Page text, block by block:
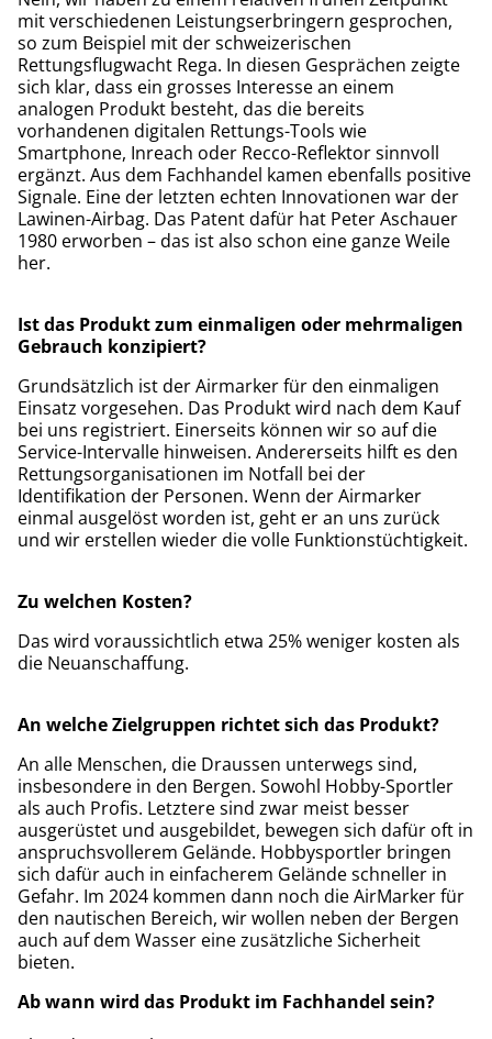
mit verschiedenen Leistungserbringern gesprochen,
so zum Beispiel mit der schweizerischen
Rettungsflugwacht Rega. In diesen Gesprächen zeigte
sich klar, dass ein grosses Interesse an einem
analogen Produkt besteht, das die bereits
vorhandenen digitalen Rettungs-Tools wie
Smartphone, Inreach oder Recco-Reflektor sinnvoll
ergänzt. Aus dem Fachhandel kamen ebenfalls positive
Signale. Eine der letzten echten Innovationen war der
Lawinen-Airbag. Das Patent dafür hat Peter Aschauer
1980 erworben – das ist also schon eine ganze Weile
her.
Ist das Produkt zum einmaligen oder mehrmaligen
Gebrauch konzipiert?
Grundsätzlich ist der Airmarker für den einmaligen
Einsatz vorgesehen. Das Produkt wird nach dem Kauf
bei uns registriert. Einerseits können wir so auf die
Service-Intervalle hinweisen. Andererseits hilft es den
Rettungsorganisationen im Notfall bei der
Identifikation der Personen. Wenn der Airmarker
einmal ausgelöst worden ist, geht er an uns zurück
und wir erstellen wieder die volle Funktionstüchtigkeit.
Zu welchen Kosten?
Das wird voraussichtlich etwa 25% weniger kosten als
die Neuanschaffung.
An welche Zielgruppen richtet sich das Produkt?
An alle Menschen, die Draussen unterwegs sind,
insbesondere in den Bergen. Sowohl Hobby-Sportler
als auch Profis. Letztere sind zwar meist besser
ausgerüstet und ausgebildet, bewegen sich dafür oft in
anspruchsvollerem Gelände. Hobbysportler bringen
sich dafür auch in einfacherem Gelände schneller in
Gefahr. Im 2024 kommen dann noch die AirMarker für
den nautischen Bereich, wir wollen neben der Bergen
auch auf dem Wasser eine zusätzliche Sicherheit
bieten.
Ab wann wird das Produkt im Fachhandel sein?